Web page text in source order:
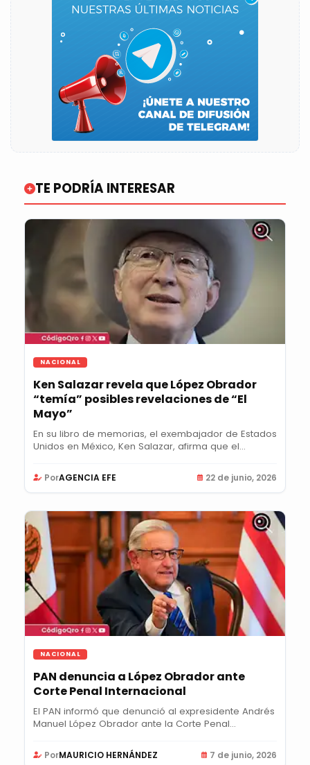
TE PODRÍA INTERESAR
NACIONAL
Ken Salazar revela que López Obrador
“temía” posibles revelaciones de “El
Mayo”
En su libro de memorias, el exembajador de Estados
Unidos en México, Ken Salazar, afirma que el...
PorAGENCIA EFE 22 de junio, 2026
NACIONAL
PAN denuncia a López Obrador ante
Corte Penal Internacional
El PAN informó que denunció al expresidente Andrés
Manuel López Obrador ante la Corte Penal...
PorMAURICIO HERNÁNDEZ 7 de junio, 2026